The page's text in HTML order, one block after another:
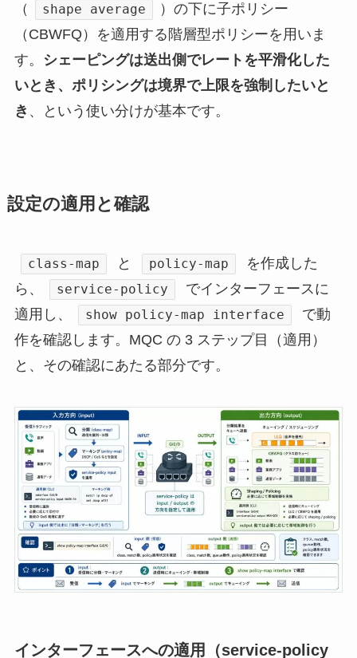
（
shape average
）の下に子ポリシー
（CBWFQ）を適用する階層型ポリシーを用いま
す。
シェーピングは送出側でレートを平滑化した
いとき、ポリシングは境界で上限を強制したいと
き 、という使い分けが基本です。
設定の適用と確認
class-map と policy-map
を作成した
ら、
service-policy
でインターフェースに
適用し、
show policy-map interface
で動
作を確認します。MQC の 3 ステップ目（適用）
と、その確認にあたる部分です。
インターフェースへの適用（service-policy